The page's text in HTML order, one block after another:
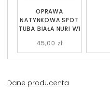
OPRAWA
NATYNKOWA SPOT
TUBA BIAŁA NURI W1
45,00 zł
Dane producenta